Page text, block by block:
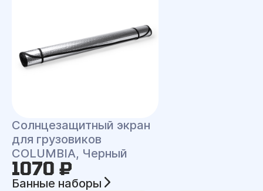
Солнцезащитный экран
для грузовиков
COLUMBIA, Черный
1070 ₽
Банные наборы